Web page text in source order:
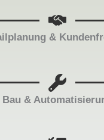
&
Bau &